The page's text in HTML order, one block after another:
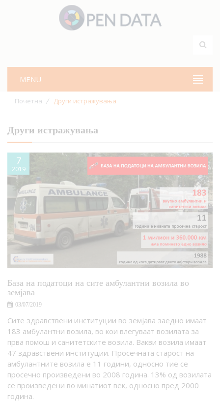
MENU
Почетна Други истражувања
Други истражувања
7
2019
База на податоци на сите амбулантни возила во
земјава
03/07/2019
Сите здравствени институции во земјава заедно имаат
183 амбулантни возила, во кои влегуваат возилата за
прва помош и санитетските возила. Вакви возила имаат
47 здравствени институции. Просечната старост на
амбулантните возила е 11 години, односно тие се
просечно произведени во 2008 година. 13% од возилата
се произведени во минатиот век, односно пред 2000
година.